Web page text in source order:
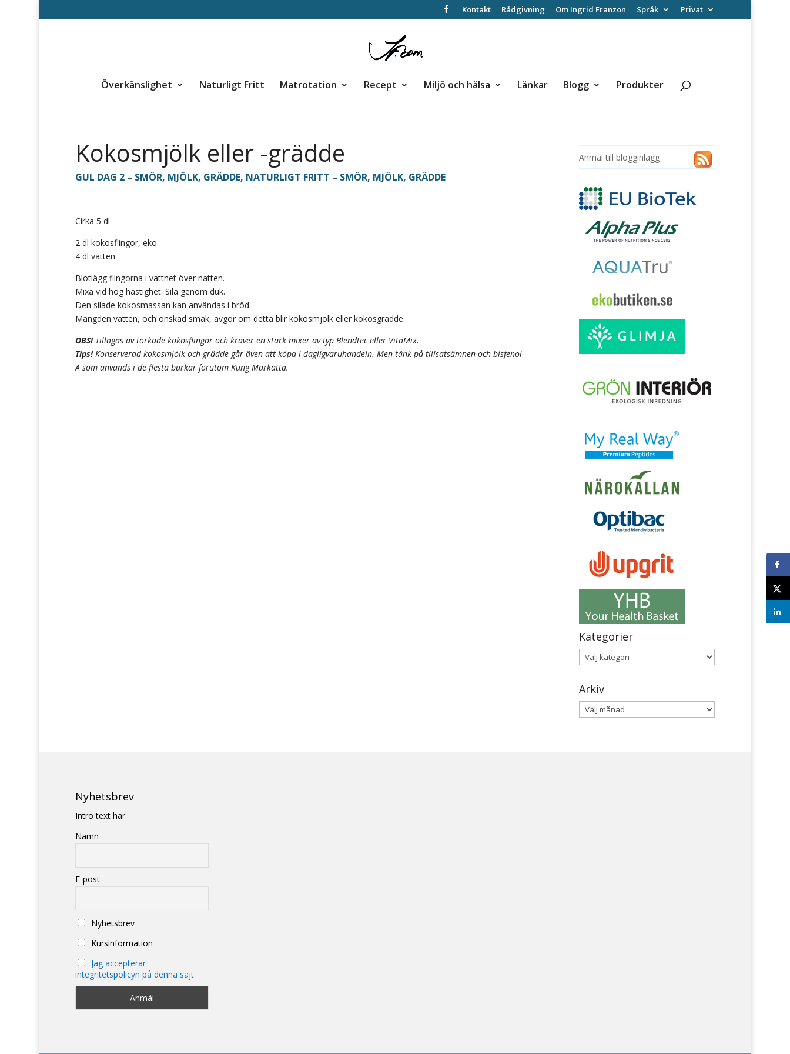
Kontakt Rådgivning Om Ingrid Franzon Språk Privat
Överkänslighet Naturligt Fritt Matrotation Recept Miljö och hälsa Länkar Blogg Produkter
Kokosmjölk eller -grädde
GUL DAG 2 – SMÖR, MJÖLK, GRÄDDE, NATURLIGT FRITT – SMÖR, MJÖLK, GRÄDDE
Cirka 5 dl
2 dl kokosflingor, eko
4 dl vatten
Blötlägg flingorna i vattnet över natten.
Mixa vid hög hastighet. Sila genom duk.
Den silade kokosmassan kan användas i bröd.
Mängden vatten, och önskad smak, avgör om detta blir kokosmjölk eller kokosgrädde.
OBS!Tillagas av torkade kokosflingor och kräver en stark mixer av typ Blendtec eller VitaMix.
Tips!Konserverad kokosmjölk och grädde går även att köpa i dagligvaruhandeln. Men tänk på tillsatsämnen och bisfenol
A som används i de flesta burkar förutom Kung Markatta.
Anmäl till blogginlägg
Kategorier
Kategorier
Arkiv
Arkiv
Nyhetsbrev
Intro text här
Namn
E-post
Nyhetsbrev
Kursinformation
Jag accepterar
integritetspolicyn på denna sajt